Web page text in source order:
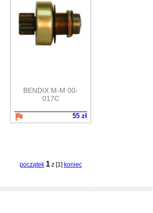
BENDIX M-M 00-
017C
55 zł
początek 1z [1] koniec